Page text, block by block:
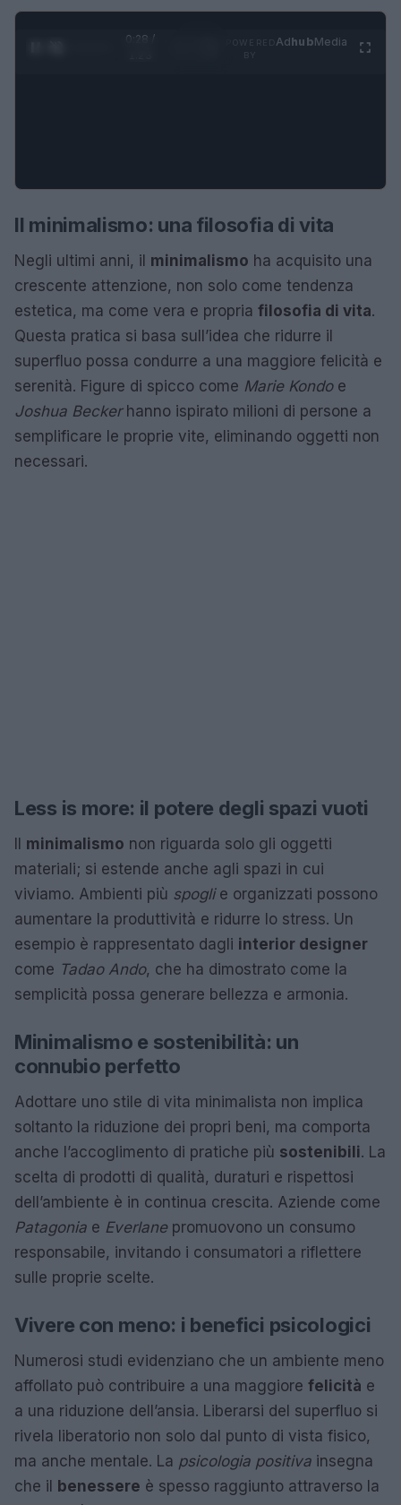
0:28 /
AdhubMedia
Il minimalismo: una filosofia di vita
Negli ultimi anni, il minimalismo ha acquisito una
crescente attenzione, non solo come tendenza
estetica, ma come vera e propria filosofia di vita.
Questa pratica si basa sull’idea che ridurre il
superfluo possa condurre a una maggiore felicità e
serenità. Figure di spicco come Marie Kondoe
Joshua Beckerhanno ispirato milioni di persone a
semplificare le proprie vite, eliminando oggetti non
necessari.
Less is more: il potere degli spazi vuoti
Il minimalismo non riguarda solo gli oggetti
materiali; si estende anche agli spazi in cui
viviamo. Ambienti più spoglie organizzati possono
aumentare la produttività e ridurre lo stress. Un
esempio è rappresentato dagli interior designer
come Tadao Ando, che ha dimostrato come la
semplicità possa generare bellezza e armonia.
Minimalismo e sostenibilità: un
connubio perfetto
Adottare uno stile di vita minimalista non implica
soltanto la riduzione dei propri beni, ma comporta
anche l’accoglimento di pratiche più sostenibili. La
scelta di prodotti di qualità, duraturi e rispettosi
dell’ambiente è in continua crescita. Aziende come
Patagonia e Everlanepromuovono un consumo
responsabile, invitando i consumatori a riflettere
sulle proprie scelte.
Vivere con meno: i benefici psicologici
Numerosi studi evidenziano che un ambiente meno
affollato può contribuire a una maggiore felicità e
a una riduzione dell’ansia. Liberarsi del superfluo si
rivela liberatorio non solo dal punto di vista fisico,
ma anche mentale. La psicologia positiva insegna
che il benessere è spesso raggiunto attraverso la